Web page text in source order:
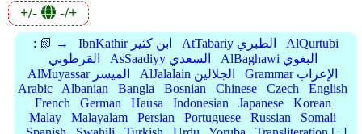
+/- -/+
: 📗 → IbnKathir ابن كثير AtTabariy الطبري
AlQurtubi
القرطوبي
AsSaadiyy السعدي
AlBaghawi البغوي
AlMuyassar الميسر
AlJalalain الجلالين
Grammar الإعراب
Arabic
Albanian Bangla Bosnian Chinese Czech
English
French
German Hausa Indonesian Japanese
Korean
Malay
Malayalam Persian Portuguese Russian
Somali